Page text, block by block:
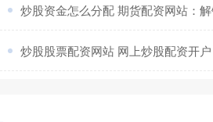
炒股资金怎么分配 期货配资网站：解
炒股股票配资网站 网上炒股配资开